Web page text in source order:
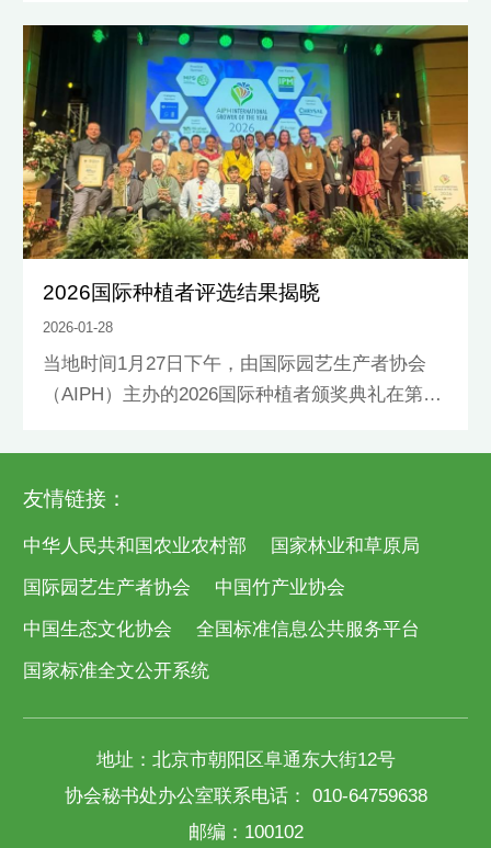
植物、设施技术、花园花艺和机械装备四大展示
类别，共10个展馆。有来自比利时、中国、丹
麦、厄瓜多尔、法国、英国、印度、以色列、意
大利、日本、韩国、荷兰
2026国际种植者评选结果揭晓
2026-01-28
当地时间1月27日下午，由国际园艺生产者协会
（AIPH）主办的2026国际种植者颁奖典礼在第42
者评选活动由AIPH主办，旨在从世界各国优秀花
木种植企业中推出先进典型，树立行业标杆，带
兰、英国、肯尼亚、比利时等10家
友情链接：
中华人民共和国农业农村部
国家林业和草原局
国际园艺生产者协会
中国竹产业协会
中国生态文化协会
全国标准信息公共服务平台
国家标准全文公开系统
地址：北京市朝阳区阜通东大街12号
协会秘书处办公室联系电话： 010-64759638
邮编：100102